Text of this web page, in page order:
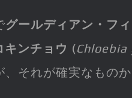
グールディアン・フ
キンチョウ (
、それが確実なもの